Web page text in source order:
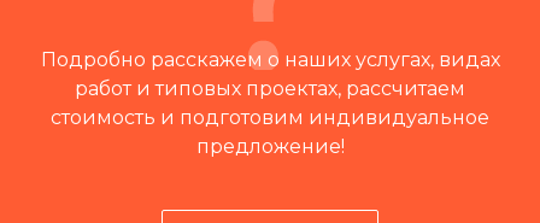
Подробно расскажем о наших услугах, видах
работ и типовых проектах, рассчитаем
стоимость и подготовим индивидуальное
предложение!